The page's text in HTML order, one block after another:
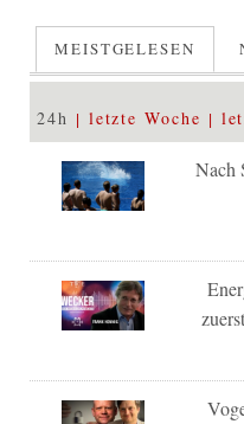
MEISTGELESEN
24h letzte Woche
Nach